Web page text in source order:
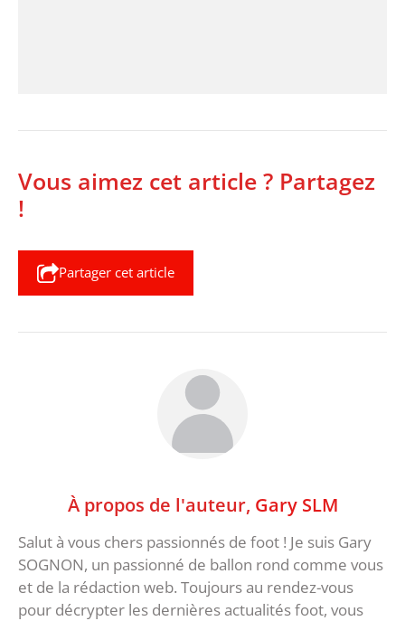
Vous aimez cet article ? Partagez
!
Partager cet article
À propos de l'auteur, Gary SLM
Salut à vous chers passionnés de foot ! Je suis Gary
SOGNON, un passionné de ballon rond comme vous
et de la rédaction web. Toujours au rendez-vous
pour décrypter les dernières actualités foot, vous